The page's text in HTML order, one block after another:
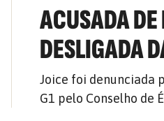
ACUSADA
DESLIGADA
Joice foi denunciada
G1 pelo Conselho de